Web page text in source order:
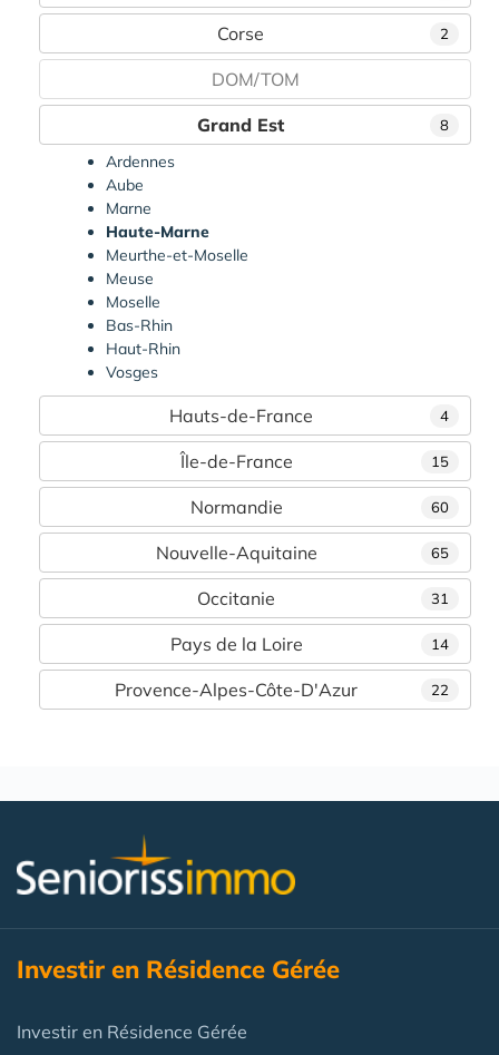
2
Corse
DOM/TOM
8
Grand Est
Ardennes
Aube
Marne
Haute-Marne
Meurthe-et-Moselle
Meuse
Moselle
Bas-Rhin
Haut-Rhin
Vosges
4
Hauts-de-France
15
Île-de-France
60
Normandie
65
Nouvelle-Aquitaine
31
Occitanie
14
Pays de la Loire
22
Provence-Alpes-Côte-D'Azur
Investir en Résidence Gérée
Investir en Résidence Gérée